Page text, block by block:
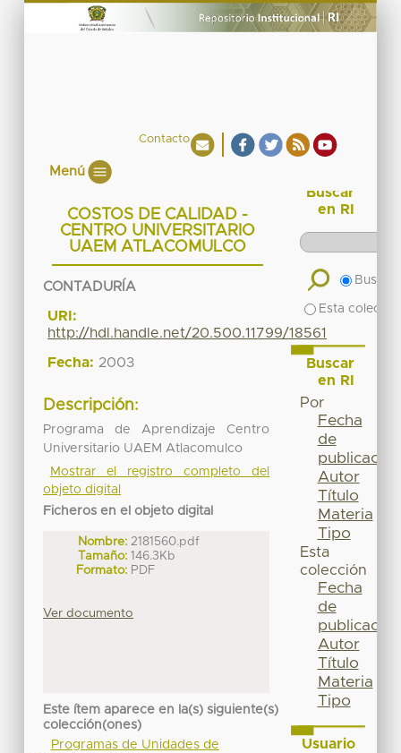
Contacto
Menú
COSTOS DE CALIDAD -
CENTRO UNIVERSITARIO
UAEM ATLACOMULCO
CONTADURÍA
URI:
http://hdl.handle.net/20.500.11799/18561
Fecha: 2003
Descripción:
Programa de Aprendizaje Centro
Universitario UAEM Atlacomulco
Mostrar el registro completo del
objeto digital
Ficheros en el objeto digital
Nombre: 2181560.pdf
Tamaño: 146.3Kb
Formato: PDF
Ver documento
Este ítem aparece en la(s) siguiente(s)
colección(ones)
Programas de Unidades de
Buscar
en RI
Buscar
Esta
Buscar
en RI
Por
Fecha
de
publicación
Autor
Título
Materia
Tipo
Esta
colección
Fecha
de
publicación
Autor
Título
Materia
Tipo
Usuario